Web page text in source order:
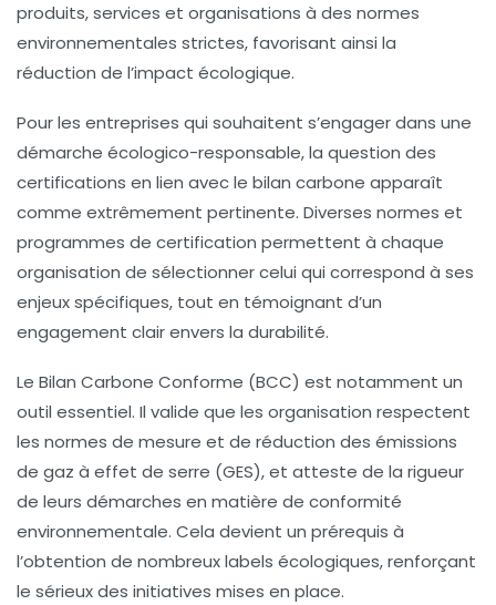
produits,services et organisations à des normes
environnementales strictes, favorisant ainsi la
réduction de l’impact écologique.
Pour les entreprises qui souhaitent s’engager dans une
démarche écologico-responsable, la question des
certifications en lien avec le bilan carbone apparaît
comme extrêmement pertinente. Diverses normes et
programmes de certification permettent à chaque
organisation de sélectionner celui qui correspond à ses
enjeux spécifiques, tout en témoignant d’un
engagement clair envers la durabilité.
Le Bilan Carbone Conforme (BCC) est notamment un
outil essentiel. Il valide que les organisation respectent
les normes de mesure et de réduction des émissions
de gaz à effet de serre (GES), et atteste de la rigueur
de leurs démarches en matière de conformité
environnementale. Cela devient un prérequis à
l’obtention de nombreuxlabels écologiques, renforçant
le sérieux des initiatives mises en place.